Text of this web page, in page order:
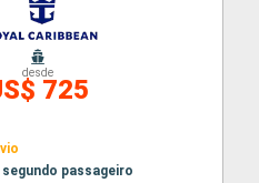
desde
725
segundo passageiro